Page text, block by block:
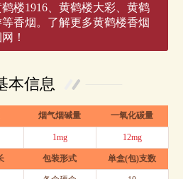
楼1916、黄鹤楼大彩、黄鹤
香烟。了解更多黄鹤楼香烟
！
本信息
烟气烟碱量 一氧化碳量
1mg 12mg
包装形式 单盒(包)支数